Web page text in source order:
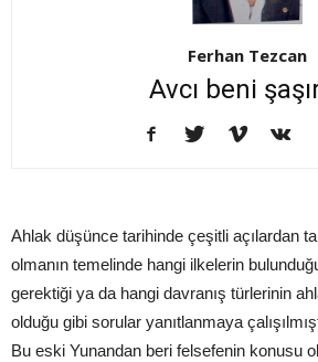
Ferhan Tezcan
Avcı beni
Ahlak düşünce tarihinde çeşitli açılardan
olmanın temelinde hangi ilkelerin
gerektiği ya da hangi davranış türlerinin
olduğu gibi sorular yanıtlanmaya
Bu eski Yunandan beri felsefenin konusu